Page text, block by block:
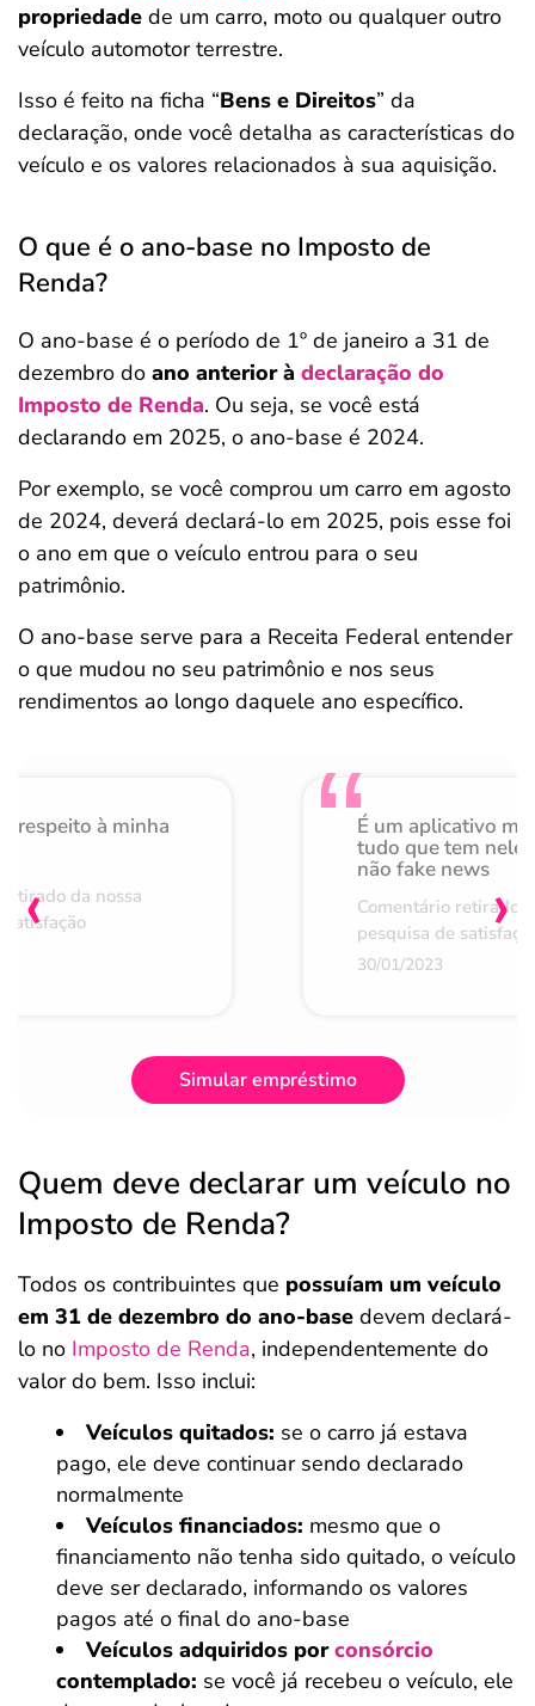
propriedade de um carro, moto ou qualquer outro
veículo automotor terrestre.
Isso é feito na ficha “Bens e Direitos” da
declaração, onde você detalha as características do
veículo e os valores relacionados à sua aquisição.
O que é o ano-base no Imposto de
Renda?
O ano-base é o período de 1º de janeiro a 31 de
dezembro do ano anterior à declaração do
Imposto de Renda. Ou seja, se você está
declarando em 2025, o ano-base é 2024.
Por exemplo, se você comprou um carro em agosto
de 2024, deverá declará-lo em 2025, pois esse foi
o ano em que o veículo entrou para o seu
patrimônio.
O ano-base serve para a Receita Federal entender
o que mudou no seu patrimônio e nos seus
rendimentos ao longo daquele ano específico.
respeito à minha
da nossa
É um aplicativo
tudo que tem nele
não fake news
Comentário retirado
pesquisa de
30/01/2023
‹ ›
Simular empréstimo
Quem deve declarar um veículo no
Imposto de Renda?
Todos os contribuintes que possuíam um veículo
em 31 de dezembro do ano-base devem declará-
lo no Imposto de Renda, independentemente do
valor do bem. Isso inclui:
Veículos quitados: se o carro já estava
pago, ele deve continuar sendo declarado
normalmente
Veículos financiados: mesmo que o
financiamento não tenha sido quitado, o veículo
deve ser declarado, informando os valores
pagos até o final do ano-base
Veículos adquiridos porconsórcio
contemplado: se você já recebeu o veículo, ele